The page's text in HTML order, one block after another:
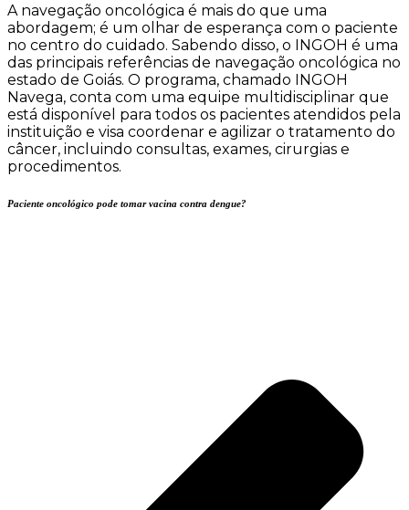
A navegação oncológica é mais do que uma
abordagem; é um olhar de esperança com o paciente
no centro do cuidado. Sabendo disso, o INGOH é uma
das principais referências de navegação oncológica no
estado de Goiás. O programa, chamado INGOH
Navega, conta com uma equipe multidisciplinar que
está disponível para todos os pacientes atendidos pela
instituição e visa coordenar e agilizar o tratamento do
câncer, incluindo consultas, exames, cirurgias e
procedimentos.
Paciente oncológico pode tomar vacina contra dengue?